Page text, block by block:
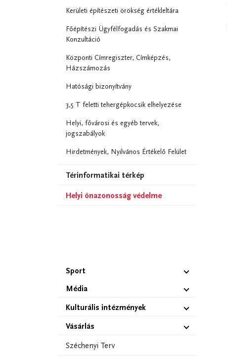
Kerületi építészeti örökség értékleltára
Főépítészi Ügyfélfogadás és Szakmai
Konzultáció
Központi Címregiszter, Címképzés,
Házszámozás
Hatósági bizonyítvány
3,5 T feletti tehergépkocsik elhelyezése
Helyi, fővárosi és egyéb tervek,
jogszabályok
Hirdetmények, Nyilvános Értékelő Felület
Térinformatikai térkép
Helyi önazonosság védelme
Sport
Média
Kulturális intézmények
Vásárlás
Széchenyi Terv